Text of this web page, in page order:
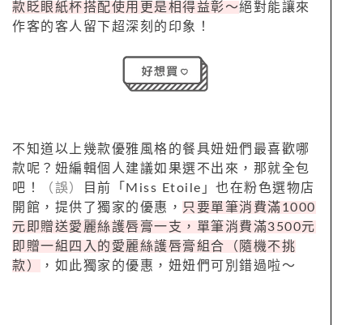
款眨眼紙杯搭配使用更是相得益彰～絕對能讓來
作客的客人留下超深刻的印象！
不知道以上幾款優雅風格的餐具妞妞們最喜歡哪
款呢？妞編輯個人建議如果選不出來，那就全包
吧！
（誤） 目前「 Miss Etoile 」也在粉色選物店
開館，提供了獨家的優惠， 只要單筆消費滿 1000
元即贈送愛麗絲護唇膏一支，單筆消費滿3500元
即贈一組四入的愛麗絲護唇膏組合（隨機不挑
款）
，如此獨家的優惠，妞妞們可別錯過啦～